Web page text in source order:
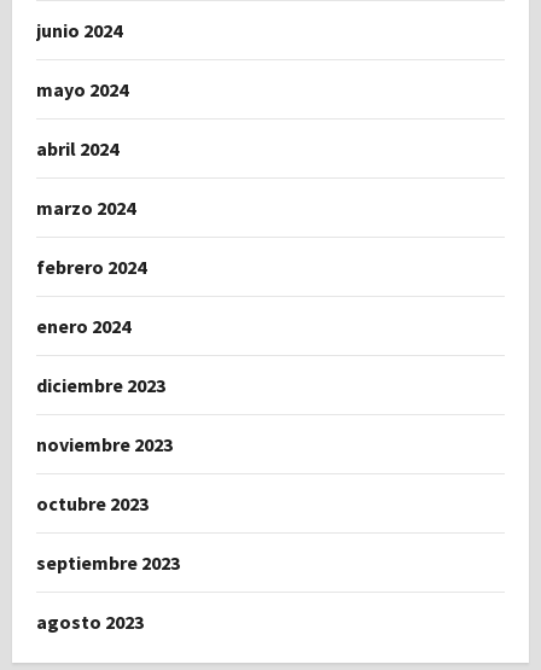
junio 2024
mayo 2024
abril 2024
marzo 2024
febrero 2024
enero 2024
diciembre 2023
noviembre 2023
octubre 2023
septiembre 2023
agosto 2023